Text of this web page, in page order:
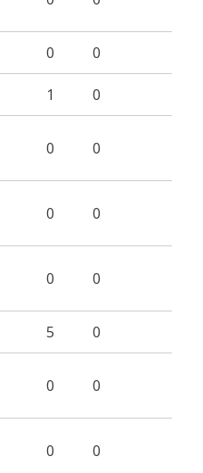
0 0
1 0
0 0
0 0
0 0
5 0
0 0
0 0